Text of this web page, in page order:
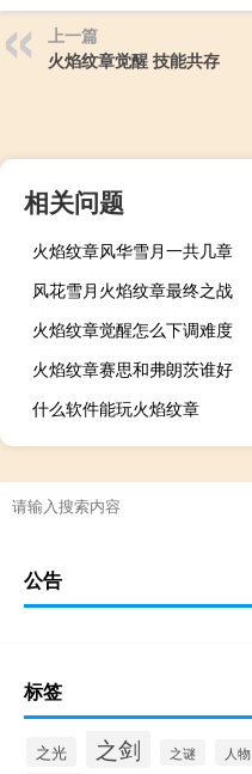
上一篇
火焰纹章觉醒 技能共存
相关问题
火焰纹章风华雪月一共几章
风花雪月火焰纹章最终之战
火焰纹章觉醒怎么下调难度
火焰纹章赛思和弗朗茨谁好
什么软件能玩火焰纹章
公告
标签
之光 之剑 之谜 人物